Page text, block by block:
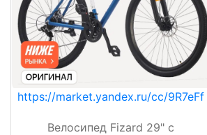
https://market.yandex.ru/cc/9R7eFf
Велосипед Fizard 29" с